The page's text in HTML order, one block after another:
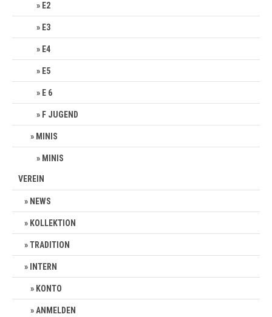
E2
E3
E4
E5
E 6
F JUGEND
MINIS
MINIS
VEREIN
NEWS
KOLLEKTION
TRADITION
INTERN
KONTO
ANMELDEN